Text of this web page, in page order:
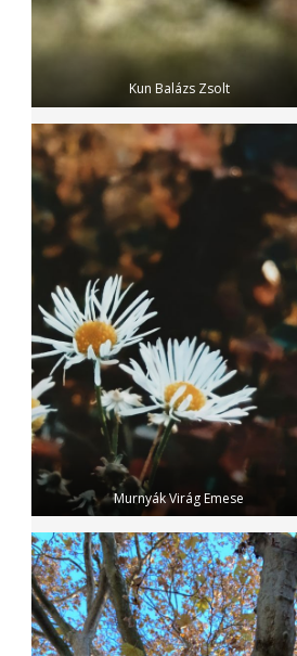
Kun Balázs Zsolt
Murnyák Virág Emese